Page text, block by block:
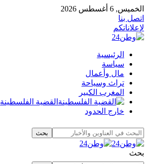
الخميس, 6 أغسطس 2026
اتصل بنا
لإعلاناتكم
الرئيسية
سياسة
مال وأعمال
تراث وسياحة
المغرب الكبير
القضية الفلسطينة
خارج الحدود
بحث